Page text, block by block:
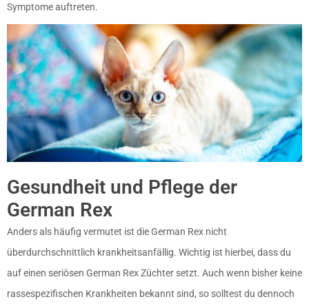
Symptome auftreten.
Gesundheit und Pflege der
German Rex
Anders als häufig vermutet ist die German Rex nicht
überdurchschnittlich krankheitsanfällig. Wichtig ist hierbei, dass du
auf einen seriösen German Rex Züchter setzt. Auch wenn bisher keine
rassespezifischen Krankheiten bekannt sind, so solltest du dennoch